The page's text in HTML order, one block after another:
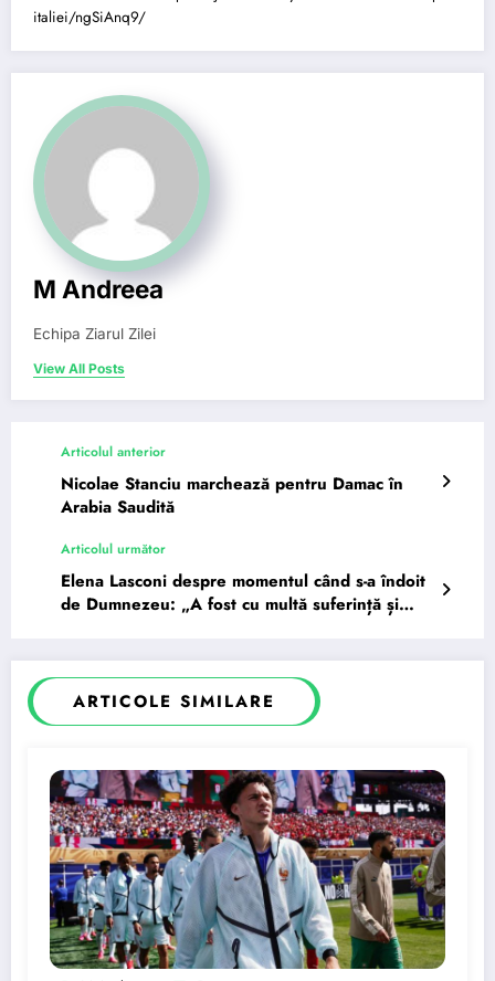
italiei/ngSiAnq9/
M Andreea
Echipa Ziarul Zilei
View All Posts
Articolul anterior
Nicolae Stanciu marchează pentru Damac în
Arabia Saudită
Articolul următor
Elena Lasconi despre momentul când s-a îndoit
de Dumnezeu: „A fost cu multă suferință și
ARTICOLE SIMILARE